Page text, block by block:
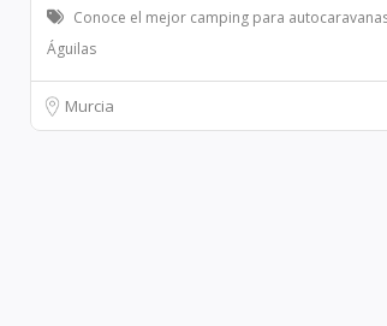
Conoce el mejor camping para
Águilas
Murcia